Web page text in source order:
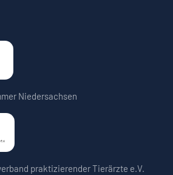
Niedersachsen
praktizierender Tierärzte e.V.